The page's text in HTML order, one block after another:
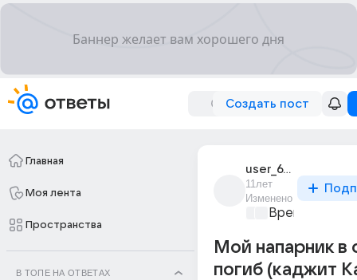
Создать пост
Главная
Моя лента
Пространства
В ТОПЕ НА ОТВЕТАХ
user_67245953
11лет
Изменено
Время игр
Мой напарник в
погиб (каджит